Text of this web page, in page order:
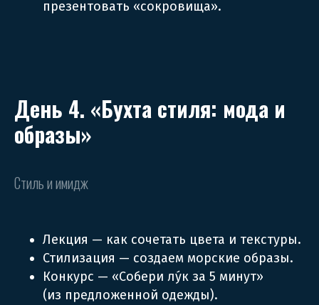
презентовать «сокровища».
День 4. «Бухта стиля: мода и
образы»
Стиль и имидж
Лекция — как сочетать цвета и текстуры.
Стилизация — создаем морские образы.
Конкурс — «Собери лу́к за 5 минут»
(из предложенной одежды).